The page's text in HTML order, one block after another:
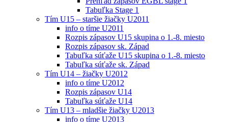
Tabuľka Stage 1
Tím U15 – staršie žiačky U2011
info o tíme U2011
Rozpis zápasov U15 skupina o 1.-8. miesto
Rozpis zápasov sk. Západ
Tabuľka súťaže U15 skupina o 1.-8. miesto
Tabuľka súťaže sk. Západ
Tím U14 – žiačky U2012
info o tíme U2012
Rozpis zápasov U14
Tabuľka súťaže U14
Tím U13 – mladšie žiačky U2013
info o tíme U2013